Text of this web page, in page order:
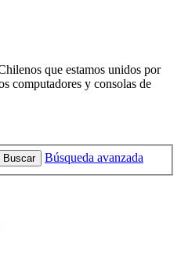
que estamos unidos por
computadores y consolas de
Buscar Búsqueda avanzada